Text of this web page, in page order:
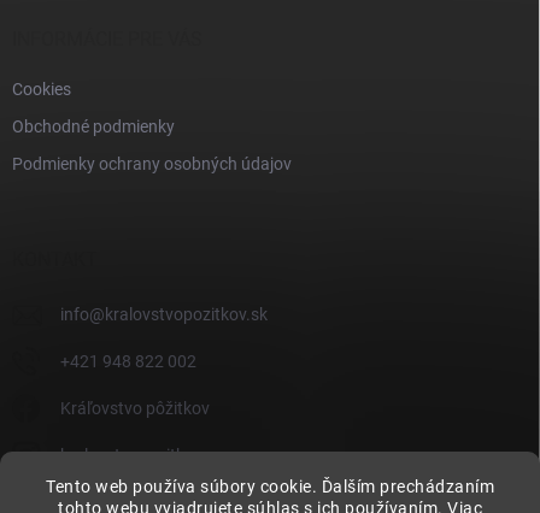
Tento web používa súbory cookie. Ďalším prechádzaním
tohto webu vyjadrujete súhlas s ich používaním. Viac
Cookies
Obchodné podmienky
Podmienky ochrany osobných údajov
info@kralovstvopozitkov.sk
+421 948 822 002
Kráľovstvo pôžitkov
kralovstvopozitkov
Kráľovstvo pôžitkov